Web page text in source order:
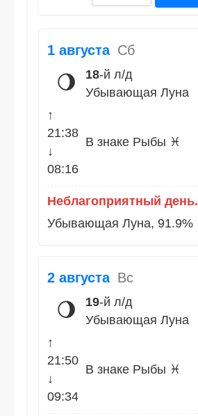
1 августа Сб
🌖 18-й л/д
Убывающая Луна
↑
21:38
↓
08:16
В знаке Рыбы ♓
Неблагоприятный день.
Убывающая Луна, 91.9%
2 августа Вс
🌖 19-й л/д
Убывающая Луна
↑
21:50
↓
09:34
В знаке Рыбы ♓